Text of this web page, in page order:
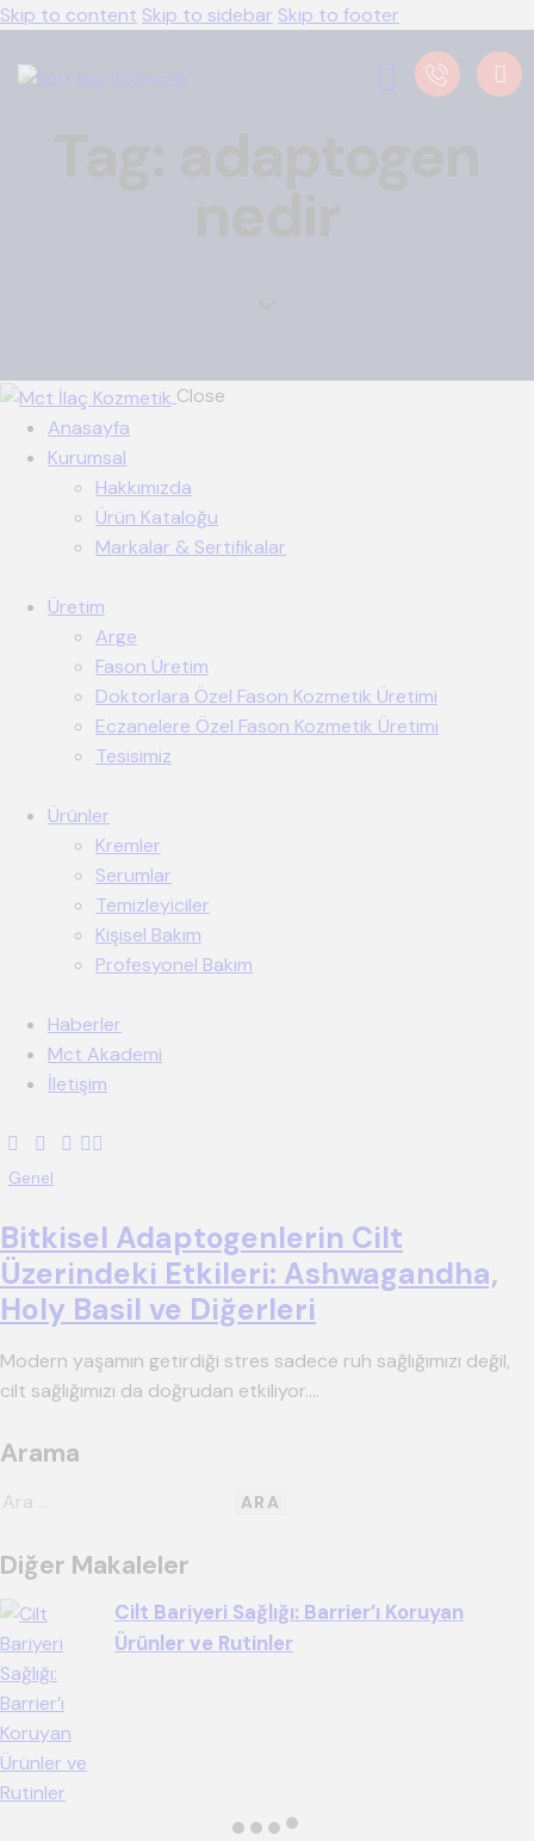
Skip to content Skip to sidebar Skip to footer
Close
Anasayfa
Kurumsal
Hakkımızda
Ürün Kataloğu
Markalar & Sertifikalar
Üretim
Arge
Fason Üretim
Doktorlara Özel Fason Kozmetik Üretimi
Eczanelere Özel Fason Kozmetik Üretimi
Tesisimiz
Ürünler
Kremler
Serumlar
Temizleyiciler
Kişisel Bakım
Profesyonel Bakım
Haberler
Mct Akademi
İletişim
Genel
Bitkisel Adaptogenlerin Cilt
Üzerindeki Etkileri: Ashwagandha,
Holy Basil ve Diğerleri
Modern yaşamın getirdiği stres sadece ruh sağlığımızı değil,
cilt sağlığımızı da doğrudan etkiliyor.…
Arama
Diğer Makaleler
Cilt Bariyeri Sağlığı: Barrier’ı Koruyan
Ürünler ve Rutinler